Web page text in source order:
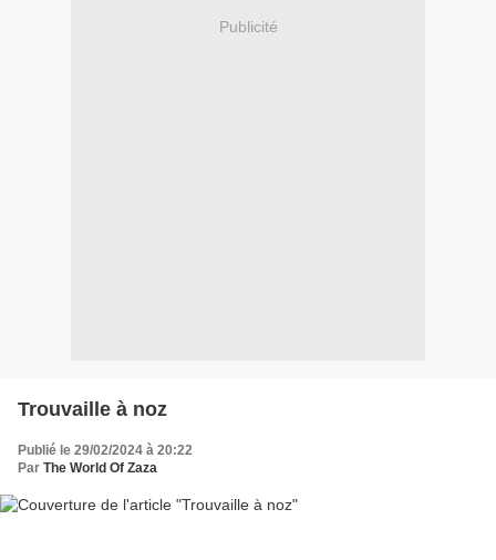
Publicité
Trouvaille à noz
Publié le 29/02/2024 à 20:22
Par The World Of Zaza